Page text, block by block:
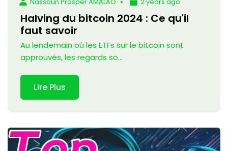
Halving du bitcoin 2024 : Ce qu'il
faut savoir
Au lendemain où les ETFs sur le bitcoin sont
approuvés, les regards so...
Lire Plus